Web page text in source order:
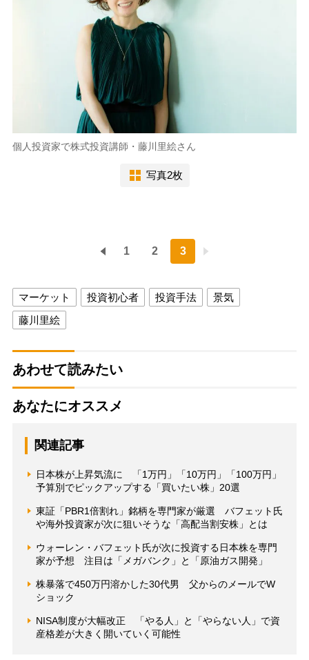
個人投資家で株式投資講師・藤川里絵さん
写真2枚
1 2 3
マーケット 投資初心者 投資手法
景気
藤川里絵
あわせて読みたい
あなたにオススメ
関連記事
日本株が上昇気流に 「1万円」「10万円」「100万円」
予算別でピックアップする「買いたい株」20選
東証「PBR1倍割れ」銘柄を専門家が厳選 バフェット氏
や海外投資家が次に狙いそうな「高配当割安株」とは
ウォーレン・バフェット氏が次に投資する日本株を専門
家が予想 注目は「メガバンク」と「原油ガス開発」
株暴落で450万円溶かした30代男 父からのメールでW
ショック
NISA制度が大幅改正 「やる人」と「やらない人」で資
産格差が大きく開いていく可能性